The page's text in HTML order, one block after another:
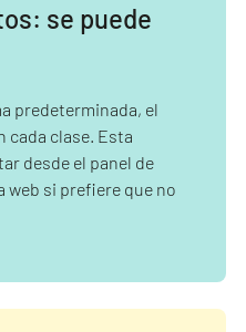
se puede
predeterminada, el
cada clase. Esta
desde el panel de
web si prefiere que no